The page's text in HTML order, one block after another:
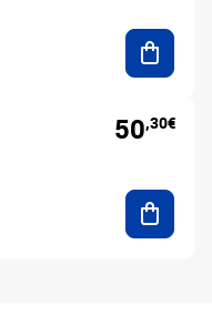
50,30€